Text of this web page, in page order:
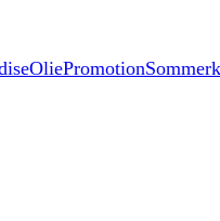
OliePromotion